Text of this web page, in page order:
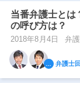
当番弁護士と
の呼び方は？
2018年8月4日 弁
弁護士